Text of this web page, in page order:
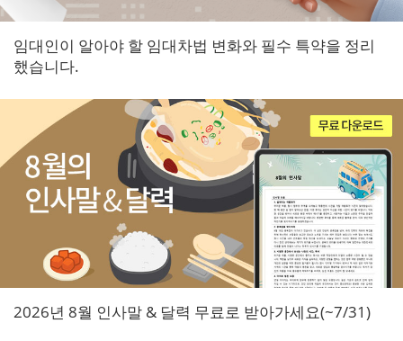
임대인이 알아야 할 임대차법 변화와 필수 특약을 정리
했습니다.
2026년 8월 인사말 & 달력 무료로 받아가세요(~7/31)